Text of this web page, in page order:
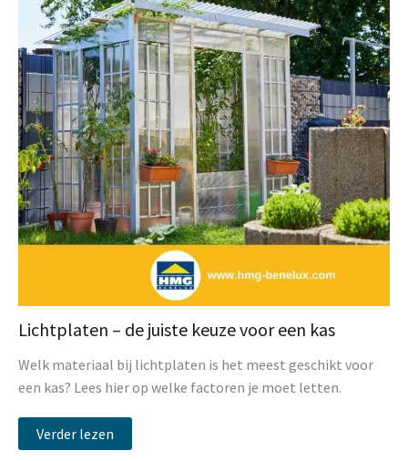
Lichtplaten – de juiste keuze voor een kas
Welk materiaal bij lichtplaten is het meest geschikt voor
een kas? Lees hier op welke factoren je moet letten.
Verder lezen